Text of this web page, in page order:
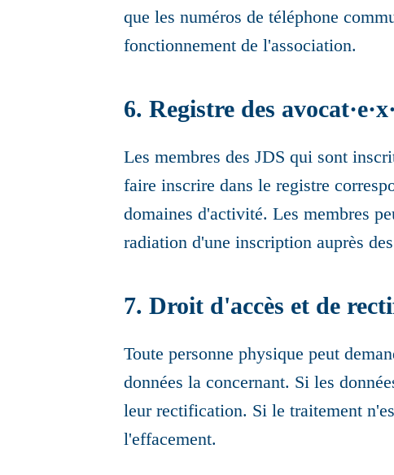
que les numéros de téléphone
fonctionnement de l'association.
6. Registre des avocat·e·x·
Les membres des JDS qui sont
faire inscrire dans le registre
domaines d'activité. Les membres
radiation d'une inscription auprès
7. Droit d'accès et de
Toute personne physique peut
données la concernant. Si les
leur rectification. Si le traitement
l'effacement.